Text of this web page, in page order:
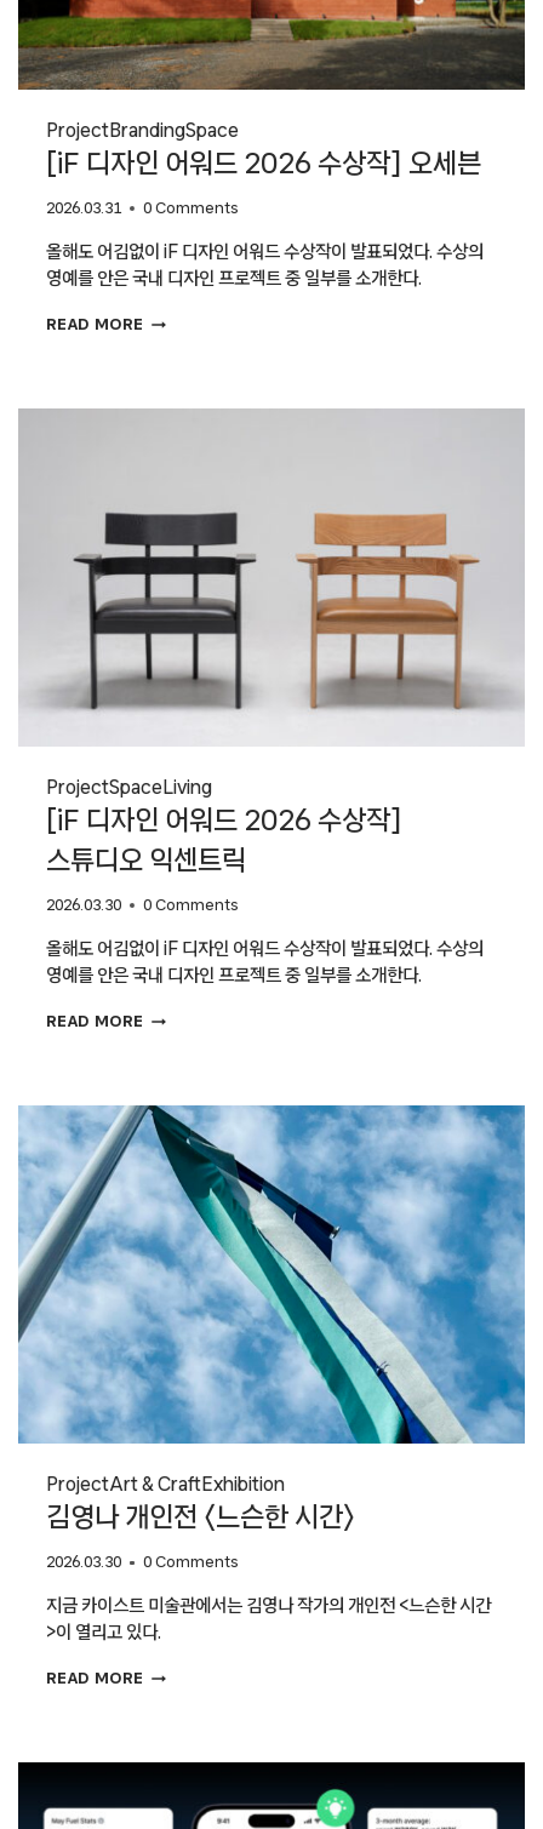
ProjectBrandingSpace
[iF 디자인 어워드 2026 수상작] 오세븐
2026.03.31 0 Comments
올해도 어김없이 iF 디자인 어워드 수상작이 발표되었다. 수상의
영예를 안은 국내 디자인 프로젝트 중 일부를 소개한다.
READ MORE [IF
수상작]
ProjectSpaceLiving
[iF 디자인 어워드 2026 수상작]
스튜디오 익센트릭
2026.03.30 0 Comments
올해도 어김없이 iF 디자인 어워드 수상작이 발표되었다. 수상의
영예를 안은 국내 디자인 프로젝트 중 일부를 소개한다.
READ MORE [IF
수상작]
스튜디오
익센트릭
ProjectArt & CraftExhibition
김영나 개인전 〈느슨한 시간〉
2026.03.30 0 Comments
지금 카이스트 미술관에서는 김영나 작가의 개인전 <느슨한 시간
>이 열리고 있다.
READ MORE 김영나